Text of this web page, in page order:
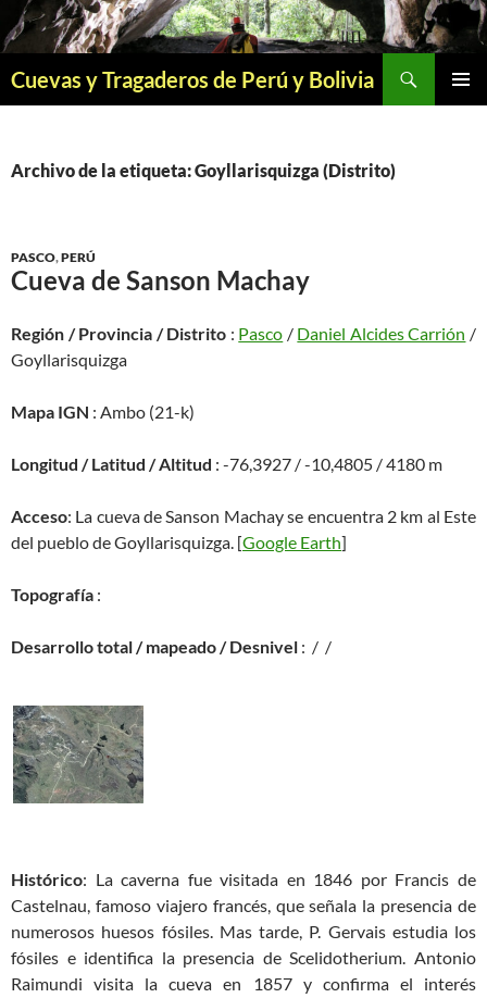
Saltar
al
Cuevas y Tragaderos de Perú y Bolivia
Archivo de la etiqueta: Goyllarisquizga (Distrito)
PASCO,PERÚ
Cueva de Sanson Machay
Región / Provincia / Distrito : Pasco / Daniel Alcides Carrión /
Goyllarisquizga
Mapa IGN : Ambo (21-k)
Longitud / Latitud / Altitud : -76,3927 / -10,4805 / 4180 m
Acceso: La cueva de Sanson Machay se encuentra 2 km al Este
del pueblo de Goyllarisquizga. [Google Earth]
Topografía :
Desarrollo total / mapeado / Desnivel : / /
Histórico: La caverna fue visitada en 1846 por Francis de
Castelnau, famoso viajero francés, que señala la presencia de
numerosos huesos fósiles. Mas tarde, P. Gervais estudia los
fósiles e identifica la presencia de Scelidotherium. Antonio
Raimundi visita la cueva en 1857 y confirma el interés